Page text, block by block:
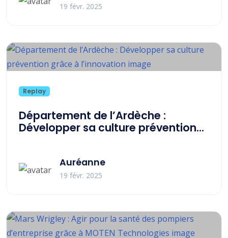
19 févr. 2025
Replay
Département de l’Ardèche :
Développer sa culture prévention
Auréanne
19 févr. 2025